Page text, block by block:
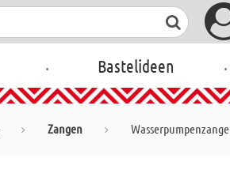
. Bastelideen .
Zangen Wasserpumpenzange